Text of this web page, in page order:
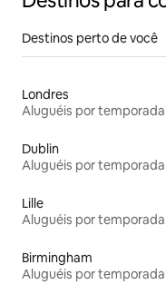
Destinos perto de você
Londres
Aluguéis por temporada
Dublin
Aluguéis por temporada
Lille
Aluguéis por temporada
Birmingham
Aluguéis por temporada